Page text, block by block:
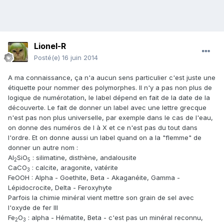
Lionel-R
Posté(e) 16 juin 2014
A ma connaissance, ça n'a aucun sens particulier c'est juste une
étiquette pour nommer des polymorphes. Il n'y a pas non plus de
logique de numérotation, le label dépend en fait de la date de la
découverte. Le fait de donner un label avec une lettre grecque
n'est pas non plus universelle, par exemple dans le cas de l'eau,
on donne des numéros de I à X et ce n'est pas du tout dans
l'ordre. Et on donne aussi un label quand on a la "flemme" de
donner un autre nom :
Al2SiO5 : silimatine, disthène, andalousite
CaCO3 : calcite, aragonite, vatérite
FeOOH : Alpha - Goethite, Beta - Akaganéite, Gamma -
Lépidocrocite, Delta - Feroxyhyte
Parfois la chimie minéral vient mettre son grain de sel avec
l'oxyde de fer III
Fe2O3 : alpha - Hématite, Beta - c'est pas un minéral reconnu,